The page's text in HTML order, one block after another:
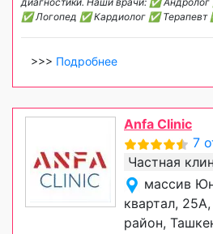
✅ Логопед ✅ Кардиолог ✅ Терапевт
>>> Подробнее
Anfa Clinic
7
Частная
массив
квартал,
район,